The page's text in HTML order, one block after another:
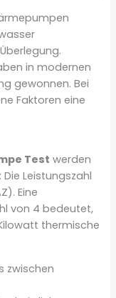
in modernen
gewonnen. Bei
Faktoren eine
Test werden
Leistungszahl
Eine
von 4 bedeutet,
thermische
zwischen